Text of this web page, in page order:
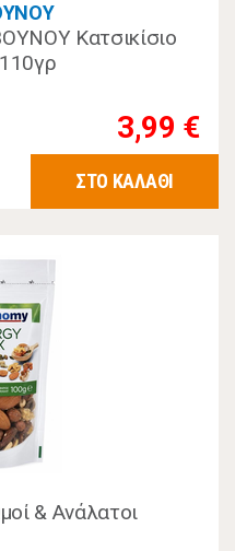
Κατσικίσιο
3,99 €
ΣΤΟ ΚΑΛΑΘΙ
& Ανάλατοι